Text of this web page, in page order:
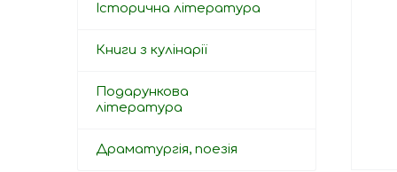
Історична література
Книги з кулінарії
Подарункова
література
Драматургія, поезія